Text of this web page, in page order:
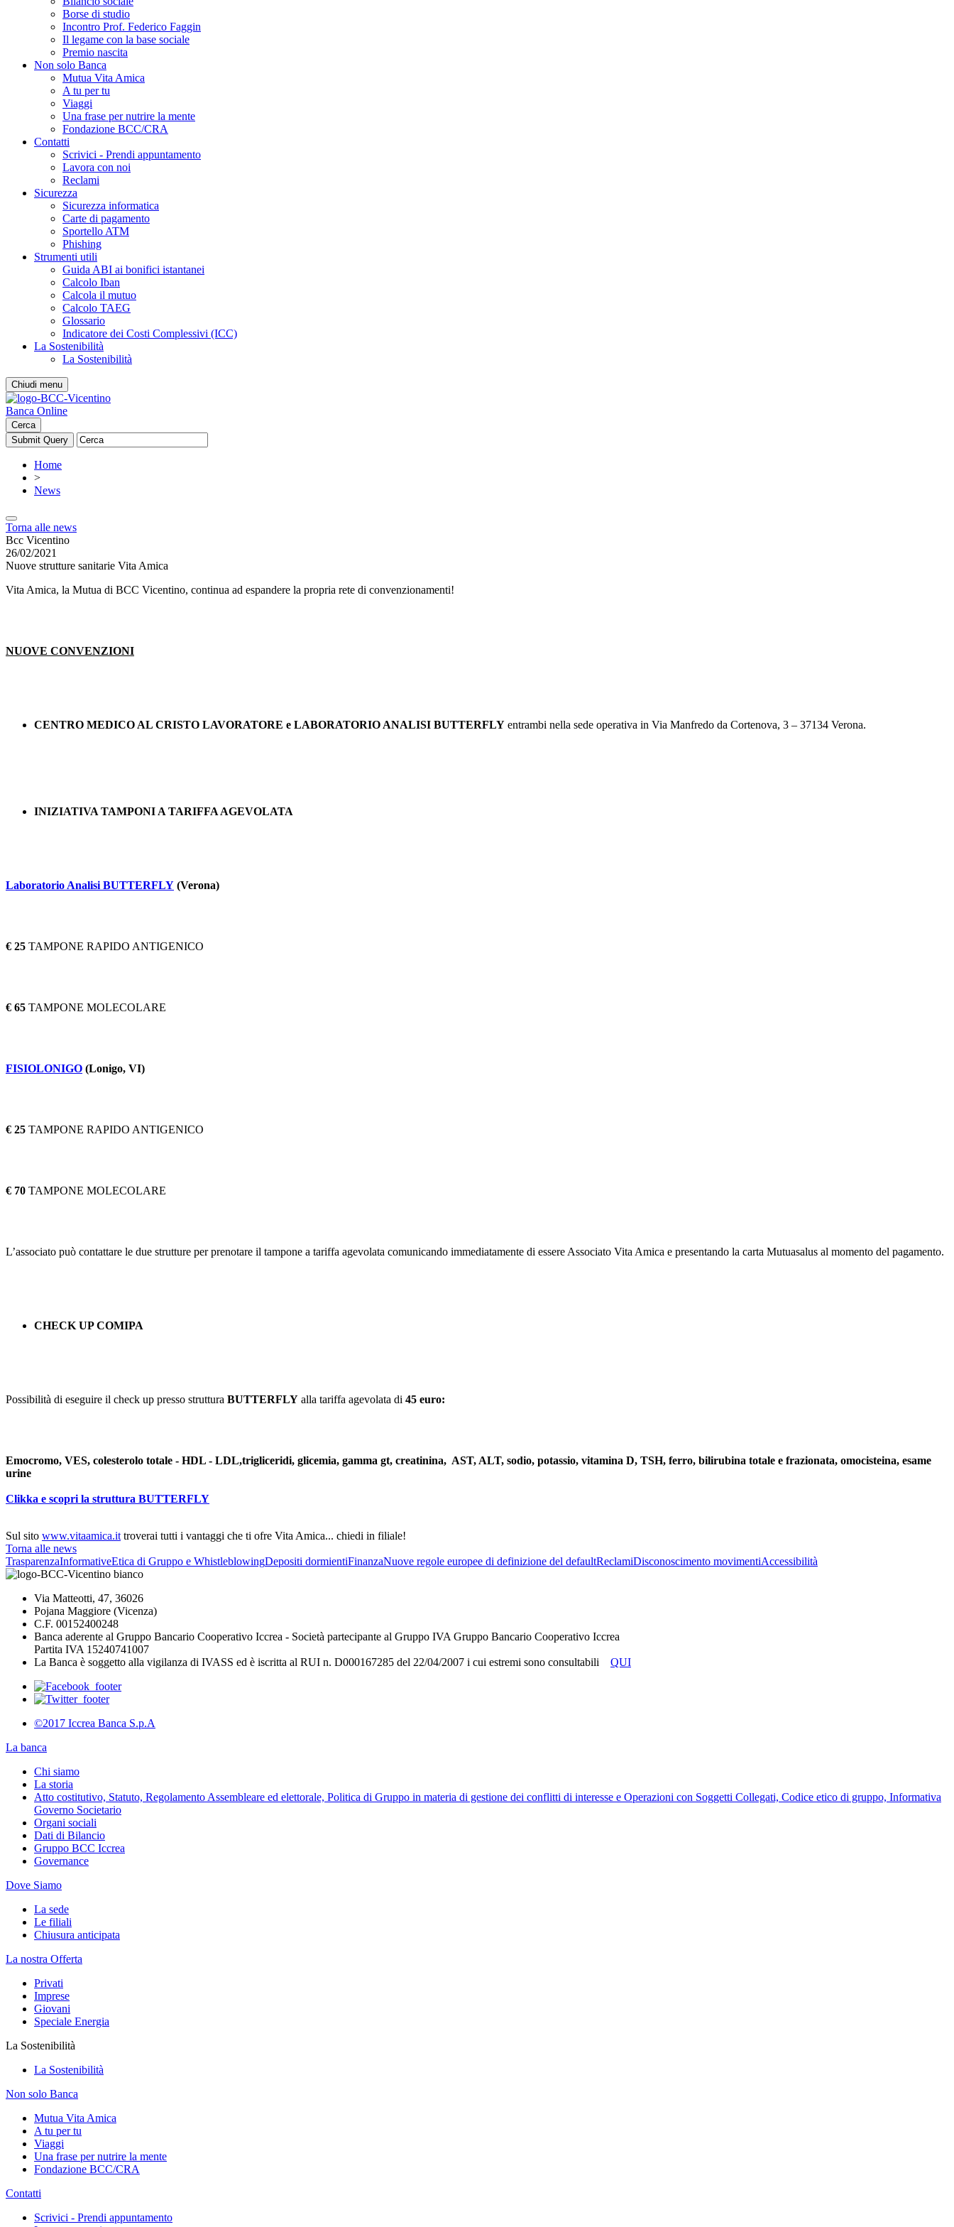
Borse di studio
Incontro Prof. Federico Faggin
Il legame con la base sociale
Premio nascita
Non solo Banca
Mutua Vita Amica
A tu per tu
Viaggi
Una frase per nutrire la mente
Fondazione BCC/CRA
Contatti
Scrivici - Prendi appuntamento
Lavora con noi
Reclami
Sicurezza
Sicurezza informatica
Carte di pagamento
Sportello ATM
Phishing
Strumenti utili
Guida ABI ai bonifici istantanei
Calcolo Iban
Calcola il mutuo
Calcolo TAEG
Glossario
Indicatore dei Costi Complessivi (ICC)
La Sostenibilità
La Sostenibilità
Chiudi menu
Banca Online
Cerca
Home
>
News
Torna alle news
Bcc Vicentino
26/02/2021
Nuove strutture sanitarie Vita Amica
Vita Amica, la Mutua di BCC Vicentino, continua ad espandere la propria rete di convenzionamenti!
NUOVE CONVENZIONI
CENTRO MEDICO AL CRISTO LAVORATORE e LABORATORIO ANALISI BUTTERFLY entrambi nella sede operativa in Via Manfredo da Cortenova, 3 – 37134 Verona.
INIZIATIVA TAMPONI A TARIFFA AGEVOLATA
Laboratorio Analisi BUTTERFLY (Verona)
€ 25 TAMPONE RAPIDO ANTIGENICO
€ 65 TAMPONE MOLECOLARE
FISIOLONIGO (Lonigo, VI)
€ 25 TAMPONE RAPIDO ANTIGENICO
€ 70 TAMPONE MOLECOLARE
L’associato può contattare le due strutture per prenotare il tampone a tariffa agevolata comunicando immediatamente di essere Associato Vita Amica e presentando la carta Mutuasalus al momento del pagamento.
CHECK UP COMIPA
Possibilità di eseguire il check up presso struttura BUTTERFLY alla tariffa agevolata di 45 euro:
Emocromo, VES, colesterolo totale - HDL - LDL,trigliceridi, glicemia, gamma gt, creatinina, AST, ALT, sodio, potassio, vitamina D, TSH, ferro, bilirubina totale e frazionata, omocisteina, esame
urine
Clikka e scopri la struttura BUTTERFLY
Sul sito www.vitaamica.it troverai tutti i vantaggi che ti ofre Vita Amica... chiedi in filiale!
Torna alle news
TrasparenzaInformativeEtica di Gruppo e WhistleblowingDepositi dormientiFinanzaNuove regole europee di definizione del defaultReclamiDisconoscimento movimentiAccessibilità
Via Matteotti, 47, 36026
Pojana Maggiore (Vicenza)
C.F. 00152400248
Banca aderente al Gruppo Bancario Cooperativo Iccrea - Società partecipante al Gruppo IVA Gruppo Bancario Cooperativo Iccrea
Partita IVA 15240741007
La Banca è soggetto alla vigilanza di IVASS ed è iscritta al RUI n. D000167285 del 22/04/2007 i cui estremi sono consultabili QUI
©2017 Iccrea Banca S.p.A
La banca
Chi siamo
La storia
Atto costitutivo, Statuto, Regolamento Assembleare ed elettorale, Politica di Gruppo in materia di gestione dei conflitti di interesse e Operazioni con Soggetti Collegati, Codice etico di gruppo, Informativa
Governo Societario
Organi sociali
Dati di Bilancio
Gruppo BCC Iccrea
Governance
Dove Siamo
La sede
Le filiali
Chiusura anticipata
La nostra Offerta
Privati
Imprese
Giovani
Speciale Energia
La Sostenibilità
La Sostenibilità
Non solo Banca
Mutua Vita Amica
A tu per tu
Viaggi
Una frase per nutrire la mente
Fondazione BCC/CRA
Contatti
Scrivici - Prendi appuntamento